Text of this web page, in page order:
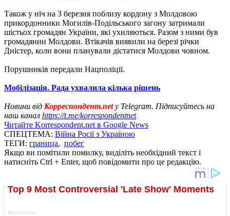
Також у ніч на 3 березня поблизу кордону з Молдовою
прикордонники Могилів-Подільського загону затримали
шістьох громадян України, які ухиляються. Разом з ними був
громадянин Молдови. Втікачів виявили на березі річки
Дністер, коли вони планували дістатися Молдови човном.
Порушників передали Нацполіції.
Мобілізація. Рада ухвалила кілька рішень
Новини від Корреспондент.netу Telegram. Підписуйтесь на
наш канал https://t.me/korrespondentnet
Читайте Korrespondent.net в Google News
СПЕЦТЕМА: Війна Росії з Україною
ТЕГИ: граница, побег
Якщо ви помітили помилку, виділіть необхідний текст і
натисніть Ctrl + Enter, щоб повідомити про це редакцію.